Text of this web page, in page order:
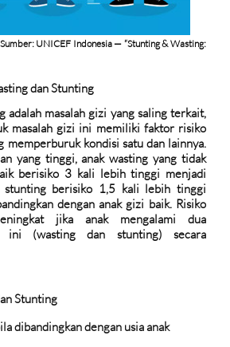
Sumber: UNICEF Indonesia — “Stunting & Wasting:
dan Stunting
adalah masalah gizi yang saling terkait,
masalah gizi ini memiliki faktor risiko
memperburuk kondisi satu dan lainnya.
yang tinggi, anak wasting yang tidak
berisiko 3 kali lebih tinggi menjadi
stunting berisiko 1,5 kali lebih tinggi
dengan anak gizi baik. Risiko
jika anak mengalami dua
ini (wasting dan stunting) secara
Stunting
dibandingkan dengan usia anak